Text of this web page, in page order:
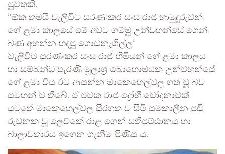
පුවතකි.
’‘ඕක තමයි වැලිවිට සරණංකර සංඝ රාජ හාමුදුරුවන්
ගේ ළමා කාලයේ මේ අවට ගම්මු උන්වහන්සේ ගෙන්
බණ අහන්න හදපු ගොඩනැගිල්ල”
වැලිවිට සරණංකර සංඝ රාජ හිමියන් ගේ ළමා කාලය
හා සම්බන්ධ පැරණි මූලාශ්‍ර බොහොමයක උන්වහන්සේ
ගේ ළමා විය ඊට ආසන්න මාකෙහෙල්වල ගත වූ බව
සටහන් ව තිබේ. ඒ එවක රාජ ද්‍රෝහී චෝදනාවක්
යටතේ මාකෙහෙල්වල සිරගත ව සිටි සමකාලීන පඬි
රුවනක වූ ලෙව්කේ රාළ ගෙන් සතිපට්ඨානය හා
බාලාවතාරය ඉගෙන ගැනීම පිණිස ය.